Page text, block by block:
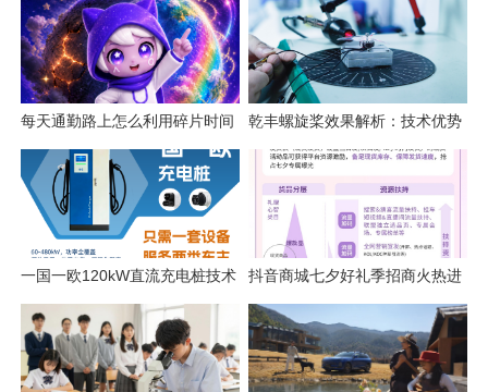
每天通勤路上怎么利用碎片时间
练英语口语？
乾丰螺旋桨效果解析：技术优势
与应用价值
一国一欧120kW直流充电桩技术
解析
抖音商城七夕好礼季招商火热进
行中，爆单攻略轻松解锁！